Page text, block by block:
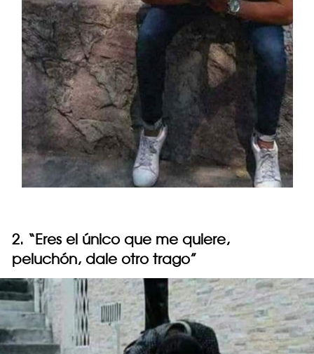
2. “Eres el único que me quiere,
peluchón, dale otro trago”